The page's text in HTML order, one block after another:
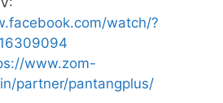
watch/?
www.zom-
partner/pantangplus/